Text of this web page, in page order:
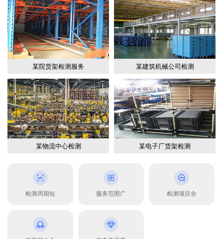
某院货架检测服务 某建筑机械公司检测
某物流中心检测 某电子厂货架检测
检测周期短 服务范围广 检测项目全